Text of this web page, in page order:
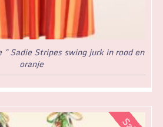
Sadie Stripes swing jurk in rood en
oranje